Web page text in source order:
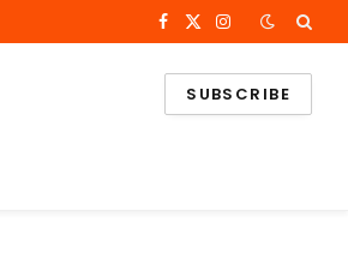
Facebook
X
Instagram
SUBSCRIBE